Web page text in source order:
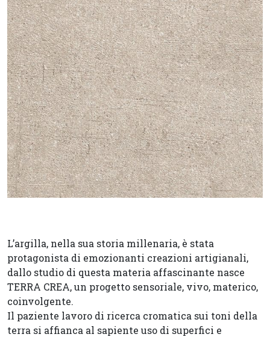
L’argilla, nella sua storia millenaria, è stata
protagonista di emozionanti creazioni artigianali,
dallo studio di questa materia affascinante nasce
TERRA CREA, un progetto sensoriale, vivo, materico,
coinvolgente.
Il paziente lavoro di ricerca cromatica sui toni della
terra si affianca al sapiente uso di superfici e